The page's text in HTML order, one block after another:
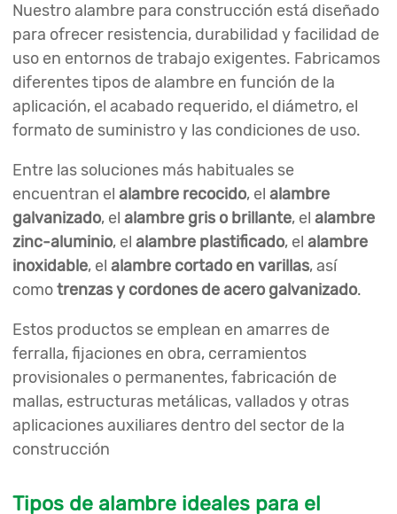
Nuestro alambre para construcción está diseñado
para ofrecer resistencia, durabilidad y facilidad de
uso en entornos de trabajo exigentes. Fabricamos
diferentes tipos de alambre en función de la
aplicación, el acabado requerido, el diámetro, el
formato de suministro y las condiciones de uso.
Entre las soluciones más habituales se
encuentran elalambre recocido, elalambre
galvanizado, elalambre gris o brillante, elalambre
zinc-aluminio, elalambre plastificado, elalambre
inoxidable, elalambre cortado en varillas, así
comotrenzas y cordones de acero galvanizado.
Estos productos se emplean en amarres de
ferralla, fijaciones en obra, cerramientos
provisionales o permanentes, fabricación de
mallas, estructuras metálicas, vallados y otras
aplicaciones auxiliares dentro del sector de la
construcción
Tipos de alambre ideales para el